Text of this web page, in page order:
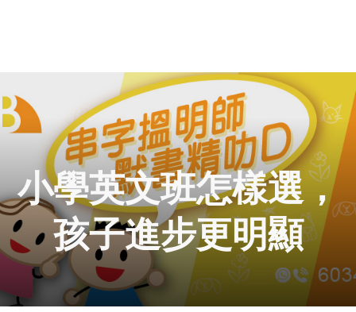
小學英文班怎樣選，
孩子進步更明顯